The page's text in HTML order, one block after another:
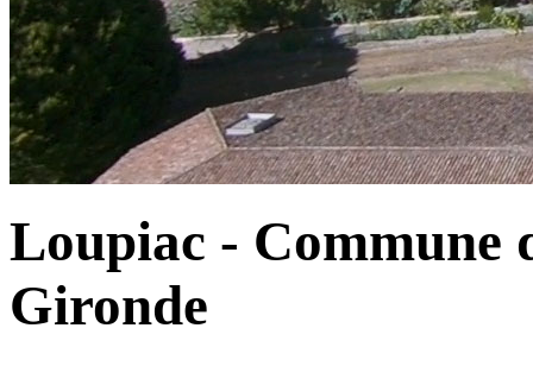
Loupiac - Commune
Gironde